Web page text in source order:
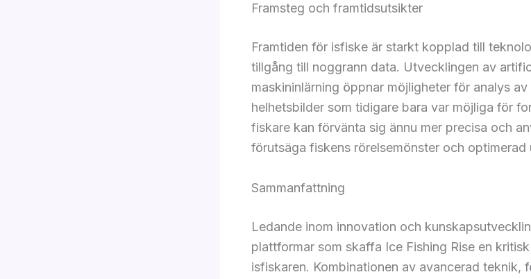
Framsteg och framtidsutsikter
Framtiden för isfiske är starkt kopplad till
tillgång till noggrann data. Utvecklingen av
maskininlärning öppnar möjligheter för analys
helhetsbilder som tidigare bara var möjliga för
fiskare kan förvänta sig ännu mer precisa och
förutsäga fiskens rörelsemönster och optimerad
Sammanfattning
Ledande inom innovation och
plattformar som skaffa Ice Fishing Rise en
isfiskaren. Kombinationen av avancerad teknik,